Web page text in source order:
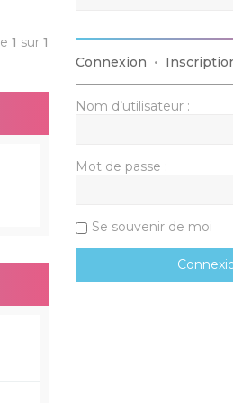
1 sur1
Connexion •
Nom d’utilisateur :
Mot de passe :
Se souvenir de moi